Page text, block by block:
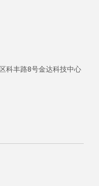
科丰路8号金达科技中心